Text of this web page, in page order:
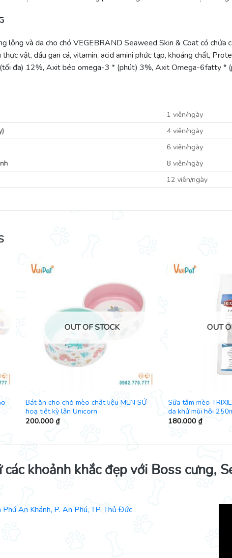
lông và da cho chó VEGEBRAND Seaweed Skin & Coat có chứa
vật, dầu gan cá, vitamin, acid amini phức tạp, khoáng chất,
đa) 12%, Axit béo omega-3 * (phút) 3%, Axit Omega-6fatty *
1 viên/ngày
4 viên/ngày
6 viên/ngày
8 viên/ngày
12 viên/ngày
OUT OF STOCK
Bát ăn cho chó mèo chất liệu MEN SỨ
hoạ tiết kỳ lân Unicorn
200.000 ₫
OUT
Sữa tắm mèo
da khử mùi hôi
180.000 ₫
khoảnh khắc đẹp với Boss cưng,
An Khánh, P. An Phú, TP. Thủ Đức